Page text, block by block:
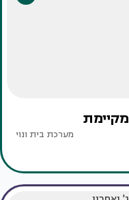
מערכת בית ונוי